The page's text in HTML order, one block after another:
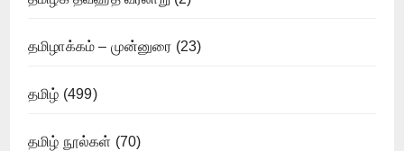
தமிழாக்கம் – முன்னுரை (23)
தமிழ் (499)
தமிழ் நூல்கள் (70)